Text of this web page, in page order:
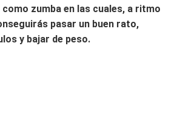
zumba en las cuales, a ritmo
pasar un buen rato,
y bajar de peso.